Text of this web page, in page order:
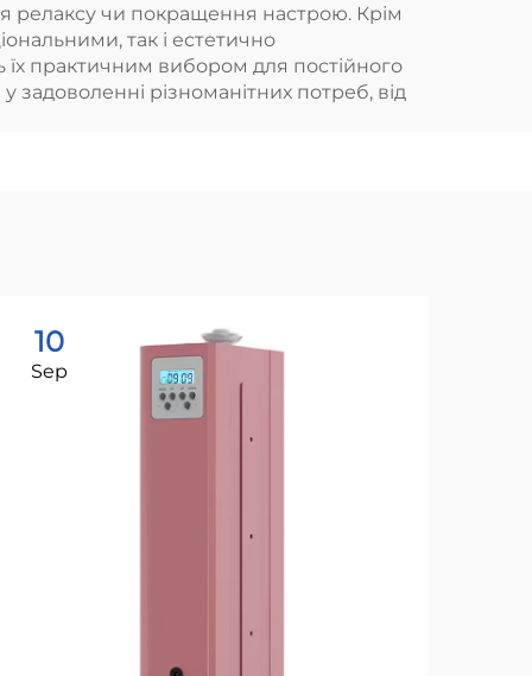
релаксу чи покращення настрою. Крім
так і естетично
практичним вибором для постійного
різноманітних потреб, від
10
Sep